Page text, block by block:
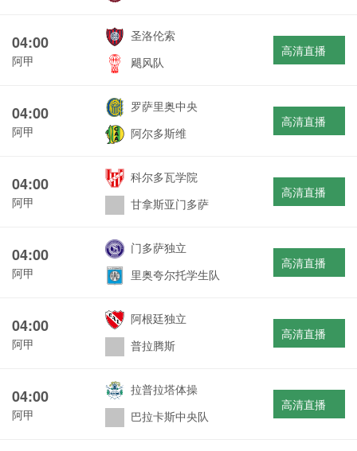
04:00
阿甲
圣洛伦索
飓风队
高清直播
04:00
阿甲
罗萨里奥中央
阿尔多斯维
高清直播
04:00
阿甲
科尔多瓦学院
甘拿斯亚门多萨
高清直播
04:00
阿甲
门多萨独立
里奥夸尔托学生队
高清直播
04:00
阿甲
阿根廷独立
普拉腾斯
高清直播
04:00
阿甲
拉普拉塔体操
巴拉卡斯中央队
高清直播